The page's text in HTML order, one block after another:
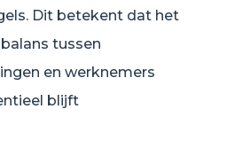
Dit betekent dat het
tussen
en werknemers
blijft